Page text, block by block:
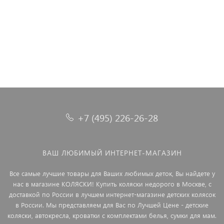
+7 (495) 226-26-28
ВАШ ЛЮБИМЫЙ ИНТЕРНЕТ-МАГАЗИН
Все самые лучшие товары для Ваших любимых деток, Вы найдете у
нас в магазине КОЛЯСКИ! Купить коляски недорого в Москве, с
доставкой по России в лучшем интернет-магазине детских колясок
в России. Мы представляем для Вас по Лучшей Цене - детские
коляски, автокресла, кроватки с комплектами белья, сумки для мам.